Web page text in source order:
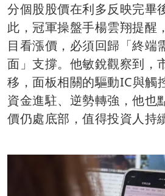
分個股股價在利多反映完畢
此，冠軍操盤手楊雲翔提醒
目看漲價，必須回歸「終端
面」支撐。他敏銳觀察到，
移，面板相關的驅動IC與觸
資金進駐、逆勢轉強，他也
價仍處底部，值得投資人持